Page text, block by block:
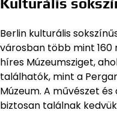
Kulturális
Berlin kulturális
városban több mint 160
híres Múzeumsziget,
találhatók, mint a
Múzeum. A művészet
biztosan találnak